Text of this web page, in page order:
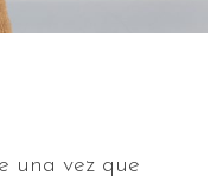
una vez que